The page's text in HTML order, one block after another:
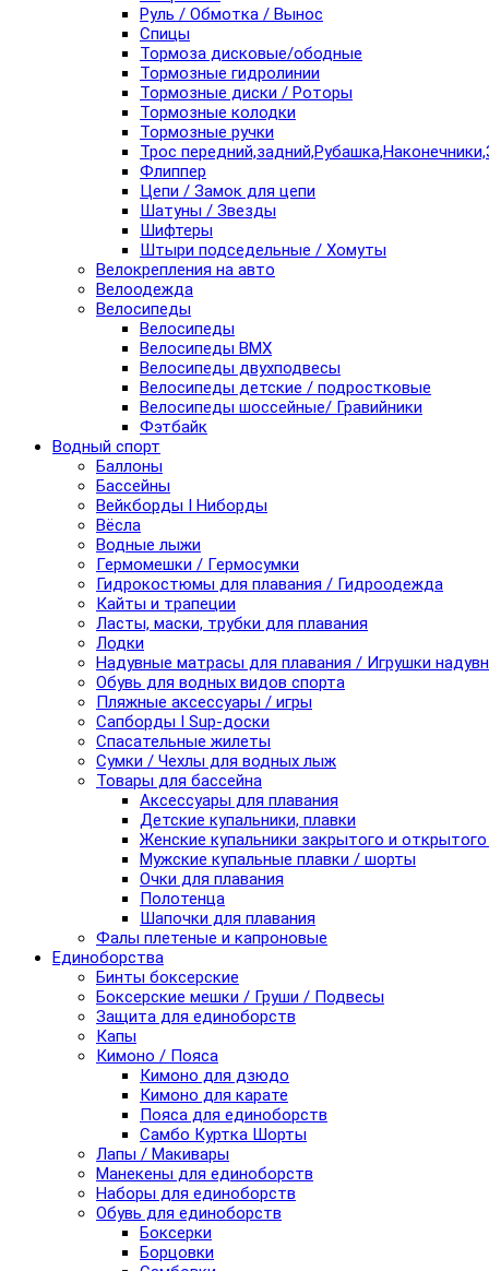
Руль / Обмотка / Вынос
Спицы
Тормоза дисковые/ободные
Тормозные гидролинии
Тормозные диски / Роторы
Тормозные колодки
Тормозные ручки
Трос
Флиппер
Цепи / Замок для цепи
Шатуны / Звезды
Шифтеры
Штыри подседельные / Хомуты
Велокрепления на авто
Велоодежда
Велосипеды
Велосипеды
Велосипеды BMX
Велосипеды двухподвесы
Велосипеды детские / подростковые
Велосипеды шоссейные/ Гравийники
Фэтбайк
Водный спорт
Баллоны
Бассейны
Вейкборды I Ниборды
Вёсла
Водные лыжи
Гермомешки / Гермосумки
Гидрокостюмы для плавания / Гидроодежда
Кайты и трапеции
Ласты, маски, трубки для плавания
Лодки
Надувные матрасы для плавания / Игрушки
Обувь для водных видов спорта
Пляжные аксессуары / игры
Сапборды I Sup-доски
Спасательные жилеты
Сумки / Чехлы для водных лыж
Товары для бассейна
Аксессуары для плавания
Детские купальники, плавки
Женские купальники закрытого и
Мужские купальные плавки / шорты
Очки для плавания
Полотенца
Шапочки для плавания
Фалы плетеные и капроновые
Единоборства
Бинты боксерские
Боксерские мешки / Груши / Подвесы
Защита для единоборств
Капы
Кимоно / Пояса
Кимоно для дзюдо
Кимоно для карате
Пояса для единоборств
Самбо Куртка Шорты
Лапы / Макивары
Манекены для единоборств
Наборы для единоборств
Обувь для единоборств
Боксерки
Борцовки